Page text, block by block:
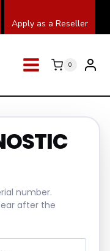
Apply as a Reseller
0
number.
after the